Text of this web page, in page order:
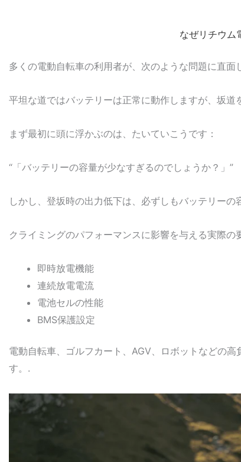
なぜリチウム
多くの電動自転車の利用者が、次のような問題に直面
平坦な道ではバッテリーは正常に動作しますが、坂
まず最初に頭に浮かぶのは、たいていこうです：
“「バッテリーの容量が少なすぎるのでしょうか？」”
しかし、登坂時の出力低下は、必ずしもバッテリー
クライミングのパフォーマンスに影響を与える実際の
即時放電機能
連続放電電流
電池セルの性能
BMS保護設定
電動自転車、ゴルフカート、AGV、ロボットなどの
す。.